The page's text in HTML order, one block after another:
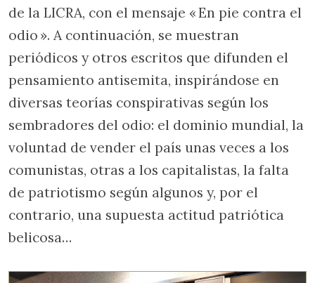
de la LICRA, con el mensaje « En pie contra el
odio ». A continuación, se muestran
periódicos y otros escritos que difunden el
pensamiento antisemita, inspirándose en
diversas teorías conspirativas según los
sembradores del odio: el dominio mundial, la
voluntad de vender el país unas veces a los
comunistas, otras a los capitalistas, la falta
de patriotismo según algunos y, por el
contrario, una supuesta actitud patriótica
belicosa…